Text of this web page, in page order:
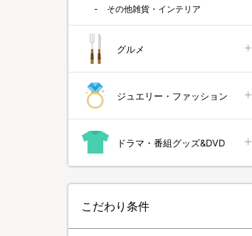
その他雑貨・インテリア
グルメ
ジュエリー・ファッション
ドラマ・番組グッズ&DVD
こだわり条件